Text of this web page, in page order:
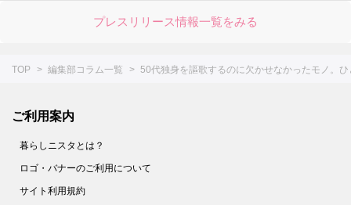
プレスリリース情報一覧をみる
TOP 編集部コラム一覧 50代独身を謳歌するのに欠かせなかったモノ。
ご利用案内
暮らしニスタとは？
ロゴ・バナーのご利用について
サイト利用規約